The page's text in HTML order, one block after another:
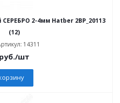
2-4мм Hatber 2BP_20113
(12)
14311
руб./шт